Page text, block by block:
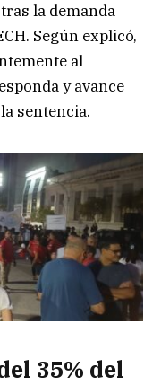
la demanda
Según explicó,
al
y avance
sentencia.
35% del